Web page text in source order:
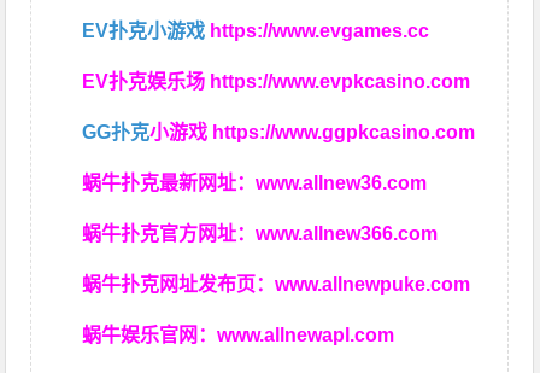
EV扑克小游戏 https://www.evgames.cc
EV扑克娱乐场 https://www.evpkcasino.com
GG扑克小游戏 https://www.ggpkcasino.com
蜗牛扑克最新网址：www.allnew36.com
蜗牛扑克官方网址：www.allnew366.com
蜗牛扑克网址发布页：www.allnewpuke.com
蜗牛娱乐官网：www.allnewapl.com